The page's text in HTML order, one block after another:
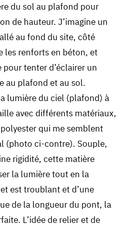
du sol au plafond pour
de hauteur. J’imagine un
au fond du site, côté
les renforts en béton, et
tenter d’éclairer un
au plafond et au sol.
lumière du ciel (plafond) à
avec différents matériaux,
qui me semblent
(photo ci-contre). Souple,
rigidité, cette matière
la lumière tout en la
est troublant et d’une
de la longueur du pont, la
L’idée de relier et de